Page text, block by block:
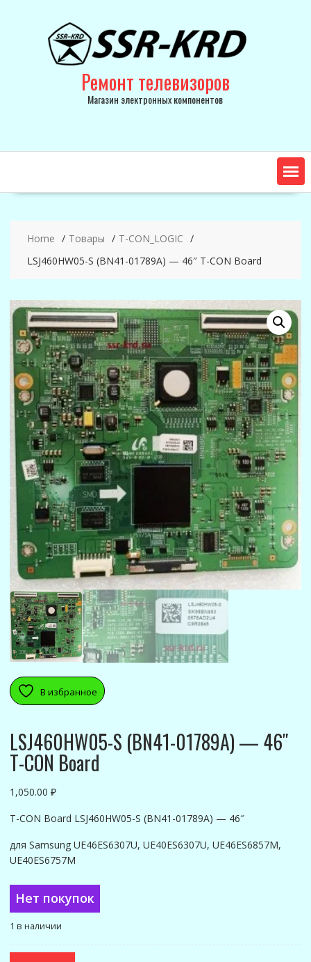
Ремонт телевизоров
Магазин электронных компонентов
Home Товары
T-CON_LOGIC
LSJ460HW05-S (BN41-01789A) — 46″ T-CON Board
В избранное
LSJ460HW05-S (BN41-01789A) — 46″
T-CON Board
1,050.00 ₽
T-CON Board LSJ460HW05-S (BN41-01789A) — 46″
для Samsung UE46ES6307U, UE40ES6307U, UE46ES6857M,
UE40ES6757M
Нет покупок
1 в наличии